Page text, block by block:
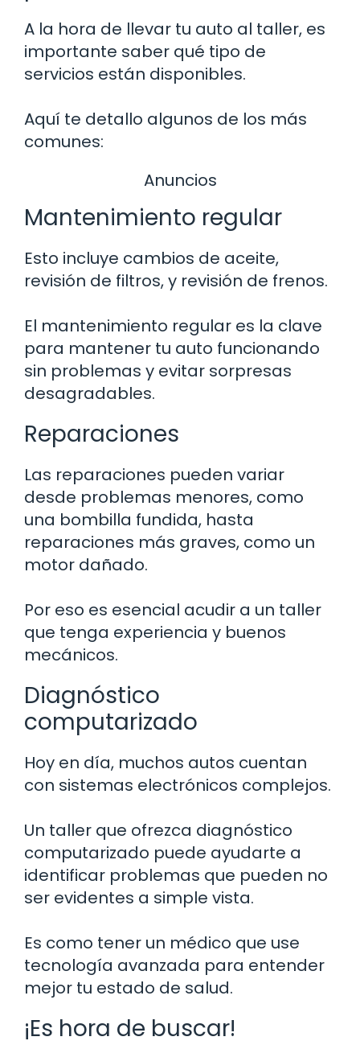
A la hora de llevar tu auto al taller, es
importante saber qué tipo de
servicios están disponibles.
Aquí te detallo algunos de los más
comunes:
Anuncios
Mantenimiento regular
Esto incluye cambios de aceite,
revisión de filtros, y revisión de frenos.
El mantenimiento regular es la clave
para mantener tu auto funcionando
sin problemas y evitar sorpresas
desagradables.
Reparaciones
Las reparaciones pueden variar
desde problemas menores, como
una bombilla fundida, hasta
reparaciones más graves, como un
motor dañado.
Por eso es esencial acudir a un taller
que tenga experiencia y buenos
mecánicos.
Diagnóstico
computarizado
Hoy en día, muchos autos cuentan
con sistemas electrónicos complejos.
Un taller que ofrezca diagnóstico
computarizado puede ayudarte a
identificar problemas que pueden no
ser evidentes a simple vista.
Es como tener un médico que use
tecnología avanzada para entender
mejor tu estado de salud.
¡Es hora de buscar!